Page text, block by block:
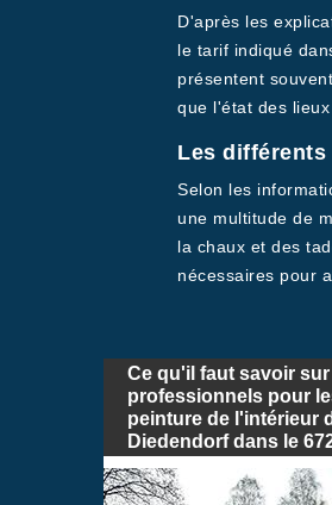
D'après les
le tarif indiqué
présentent
que l'état des
Les
Selon les
une multitude de
la chaux et des
nécessaires pour
Ce qu'il faut savoir
professionnels pour
peinture de l'intérieur
Diedendorf dans le